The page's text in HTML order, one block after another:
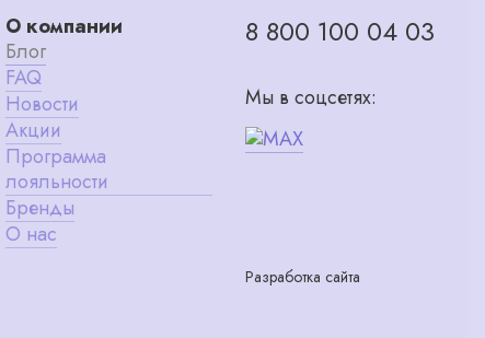
О компании
Блог
FAQ
Новости
Акции
Программа
лояльности
Бренды
О нас
8 800 100 04 03
Мы в соцсетях:
Разработка сайта